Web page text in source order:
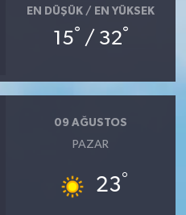
EN DÜŞÜK / EN YÜKSEK
15° / 32°
09 AĞUSTOS
PAZAR
23°